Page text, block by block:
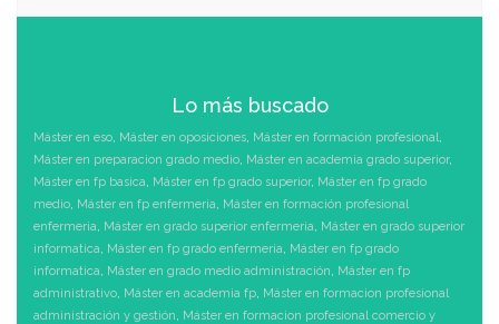
Lo más buscado
Máster en eso, Máster en oposiciones, Máster en formación profesional,
Máster en preparacion grado medio, Máster en academia grado superior,
Máster en fp basica, Máster en fp grado superior, Máster en fp grado
medio, Máster en fp enfermeria, Máster en formación profesional
enfermeria, Máster en grado superior enfermeria, Máster en grado superior
informatica, Máster en fp grado enfermeria, Máster en fp grado
informatica, Máster en grado medio administración, Máster en fp
administrativo, Máster en academia fp, Máster en formacion profesional
administración y gestión, Máster en formacion profesional comercio y